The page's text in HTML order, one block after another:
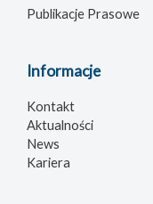
Publikacje Prasowe
Informacje
Kontakt
Aktualności
News
Kariera